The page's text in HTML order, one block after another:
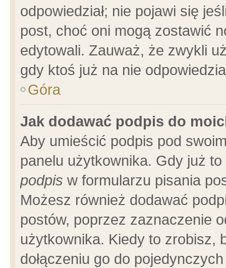
odpowiedział; nie pojawi się
post, choć oni mogą zostawić
edytowali. Zauważ, że zwykli
gdy ktoś już na nie
Góra
Jak dodawać podpis do
Aby umieścić podpis pod
panelu użytkownika. Gdy już
podpis w formularzu pisania
Możesz również dodawać
postów, poprzez zaznaczenie
użytkownika. Kiedy to zrobisz,
dołączeniu go do